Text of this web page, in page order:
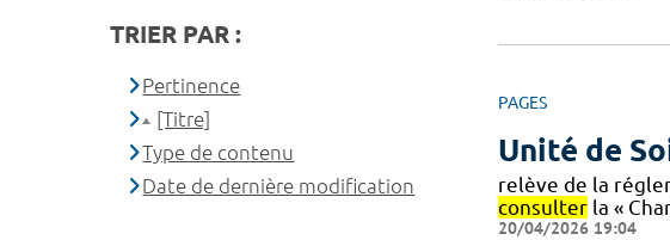
PAGES
Unité de
relève de la
consulterla «
20/04/2026 19:04
TRIER PAR :
Pertinence
[Titre]
Type de contenu
Date de dernière modification